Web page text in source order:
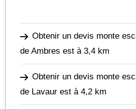
Obtenir un devis monte
de Ambres est à 3,4 km
Obtenir un devis monte
de Lavaur est à 4,2 km